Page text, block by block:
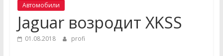
Автомобили
Jaguar возродит XKSS
01.08.2018 profi